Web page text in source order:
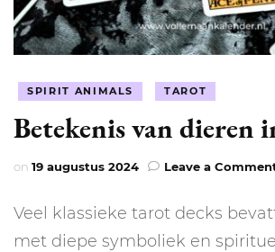
SPIRIT ANIMALS TAROT
Betekenis van dieren
on 19 augustus 2024 Leave a
Veel klassieke tarot decks
met diepe symboliek en